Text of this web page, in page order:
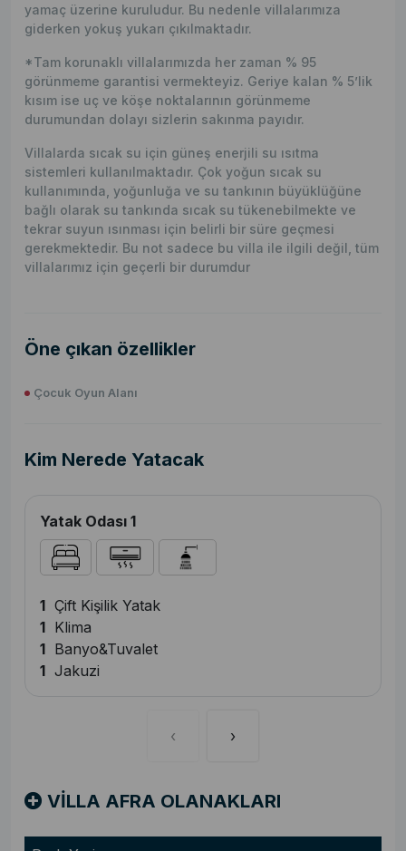
yamaç üzerine kuruludur. Bu nedenle villalarımıza
giderken yokuş yukarı çıkılmaktadır.
*Tam korunaklı villalarımızda her zaman % 95
görünmeme garantisi vermekteyiz. Geriye kalan % 5’lik
kısım ise uç ve köşe noktalarının görünmeme
durumundan dolayı sizlerin sakınma payıdır.
Villalarda sıcak su için güneş enerjili su ısıtma
sistemleri kullanılmaktadır. Çok yoğun sıcak su
kullanımında, yoğunluğa ve su tankının büyüklüğüne
bağlı olarak su tankında sıcak su tükenebilmekte ve
tekrar suyun ısınması için belirli bir süre geçmesi
gerekmektedir. Bu not sadece bu villa ile ilgili değil, tüm
villalarımız için geçerli bir durumdur
Öne çıkan özellikler
Çocuk Oyun Alanı
Kim Nerede Yatacak
Yatak Odası 1
1 Çift Kişilik Yatak
1 Klima
1 Banyo&Tuvalet
1 Jakuzi
‹ ›
VİLLA AFRA OLANAKLARI